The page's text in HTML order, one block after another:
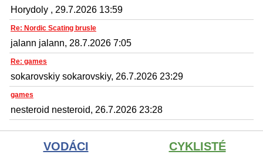
Horydoly , 29.7.2026 13:59
Re: Nordic Scating brusle
jalann jalann, 28.7.2026 7:05
Re: games
sokarovskiy sokarovskiy, 26.7.2026 23:29
games
nesteroid nesteroid, 26.7.2026 23:28
VODÁCI CYKLISTÉ